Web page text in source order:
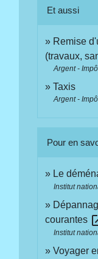
Et aussi
Remise
(travaux,
Argent -
Taxis
Argent -
Pour en
Le
Institut
courantes
Institut
Voyager